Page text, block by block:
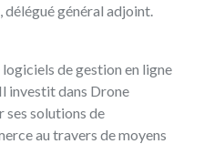
, délégué général adjoint.
de gestion en ligne
investit dans Drone
solutions de
au travers de moyens